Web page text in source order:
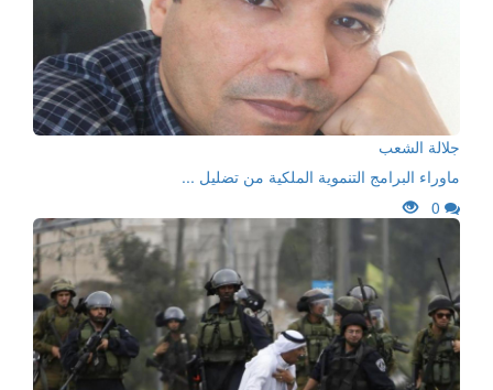
جلالة الشعب
ماوراء البرامج التنموية الملكية من تضليل ...
0